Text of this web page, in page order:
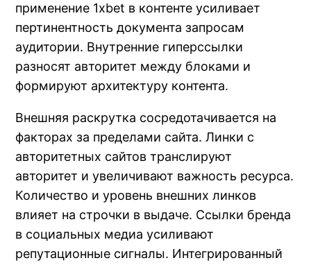
применение 1xbet в контенте усиливает
пертинентность документа запросам
аудитории. Внутренние гиперссылки
разносят авторитет между блоками и
формируют архитектуру контента.
Внешняя раскрутка сосредотачивается на
факторах за пределами сайта. Линки с
авторитетных сайтов транслируют
авторитет и увеличивают важность ресурса.
Количество и уровень внешних линков
влияет на строчки в выдаче. Ссылки бренда
в социальных медиа усиливают
репутационные сигналы. Интегрированный